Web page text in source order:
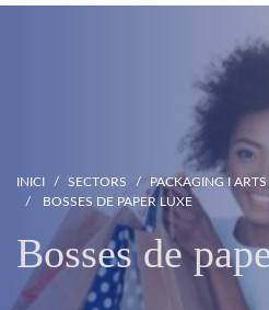
INICI SECTORS
PACKAGING I
BOSSES DE PAPER LUXE
Bosses de